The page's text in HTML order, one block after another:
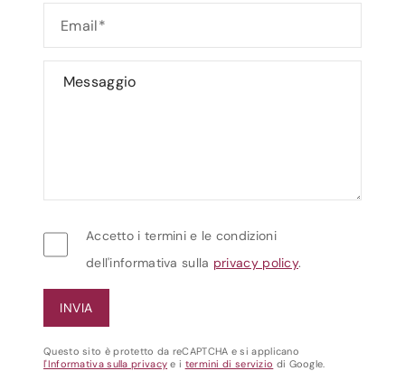
Accetto i termini e le condizioni
dell'informativa sulla privacy policy.
Questo sito è protetto da reCAPTCHA e si applicano
l'Informativa sulla privacy e i termini di servizio di Google.